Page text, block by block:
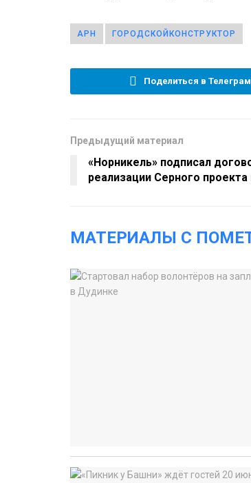
АРН ГОРОДСКОЙКОНСТРУКТОР
Поделиться в Телеграм
Предыдущий материал
«Норникель» подписал
реализации Серного
МАТЕРИАЛЫ С